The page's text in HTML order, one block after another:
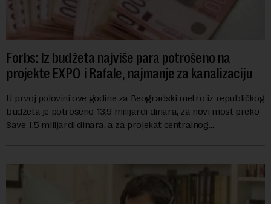
Forbs: Iz budžeta najviše para potrošeno na
projekte EXPO i Rafale, najmanje za kanalizaciju
U prvoj polovini ove godine za Beogradski metro iz republičkog
budžeta je potrošeno 13,9 milijardi dinara, za novi most preko
Save 1,5 milijardi dinara, a za projekat centralnog